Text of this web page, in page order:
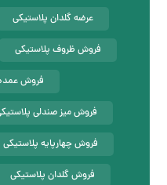
عرضه گلدان پلاستیکی
فروش ظروف پلاستیکی
فروش
فروش میز صندلی
فروش چهارپایه پلاستیکی
فروش گلدان پلاستیکی